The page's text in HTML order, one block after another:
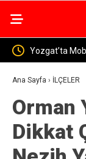
Mevsimlik İşçi
Ana Sayfa › İLÇELER
Orman
Dikkat